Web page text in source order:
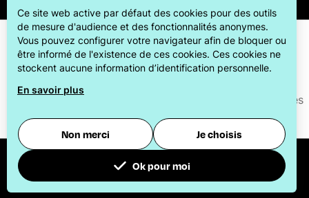
ONLYLYON Tourisme et Congrès s'engage auprès de ses
visiteurs pour leur offrir le meilleur des séjours.
Office du Tourisme et des Congrès de la
Ce site web active par défaut des cookies pour des outils
de mesure d'audience et des fonctionnalités anonymes.
Vous pouvez configurer votre navigateur afin de bloquer ou
être informé de l'existence de ces cookies. Ces cookies ne
stockent aucune information d’identification personnelle.
En savoir plus
Non merci Je choisis
Ok pour moi